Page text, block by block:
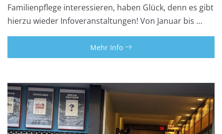
Familienpflege interessieren, haben Glück, denn es gibt
hierzu wieder Infoveranstaltungen! Von Januar bis …
Mehr Info